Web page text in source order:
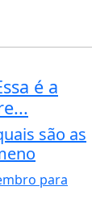
é a
são as